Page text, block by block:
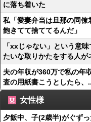
に落ち着いた
私「愛妻弁当は旦那の同
飽きてて捨ててるんだ」
「xxじゃない」という意
たいな取りかたをする人が
夫の年収が360万で私の年
査の用紙書こうとしたら、
女性様
夕飯中、子(2歳半)がぐず